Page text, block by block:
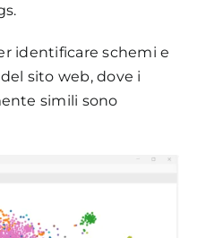
identificare schemi e
sito web, dove i
simili sono